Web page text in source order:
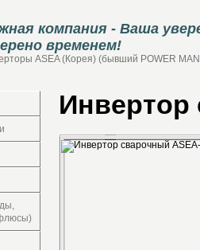
компания - Ваша
временем!
ASEA (Корея) (бывший POWER
Инвертор